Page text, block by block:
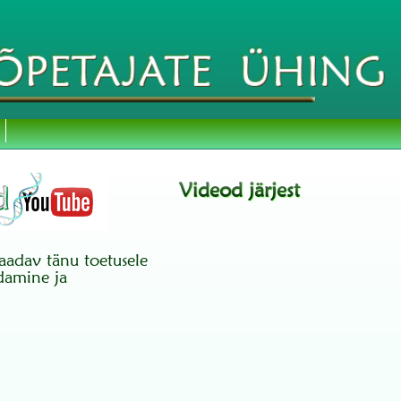
tänu toetusele
ja
Videod järjest